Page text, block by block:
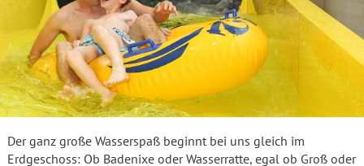
Der ganz große Wasserspaß beginnt bei uns gleich im
Erdgeschoss: Ob Badenixe oder Wasserratte, egal ob Groß oder